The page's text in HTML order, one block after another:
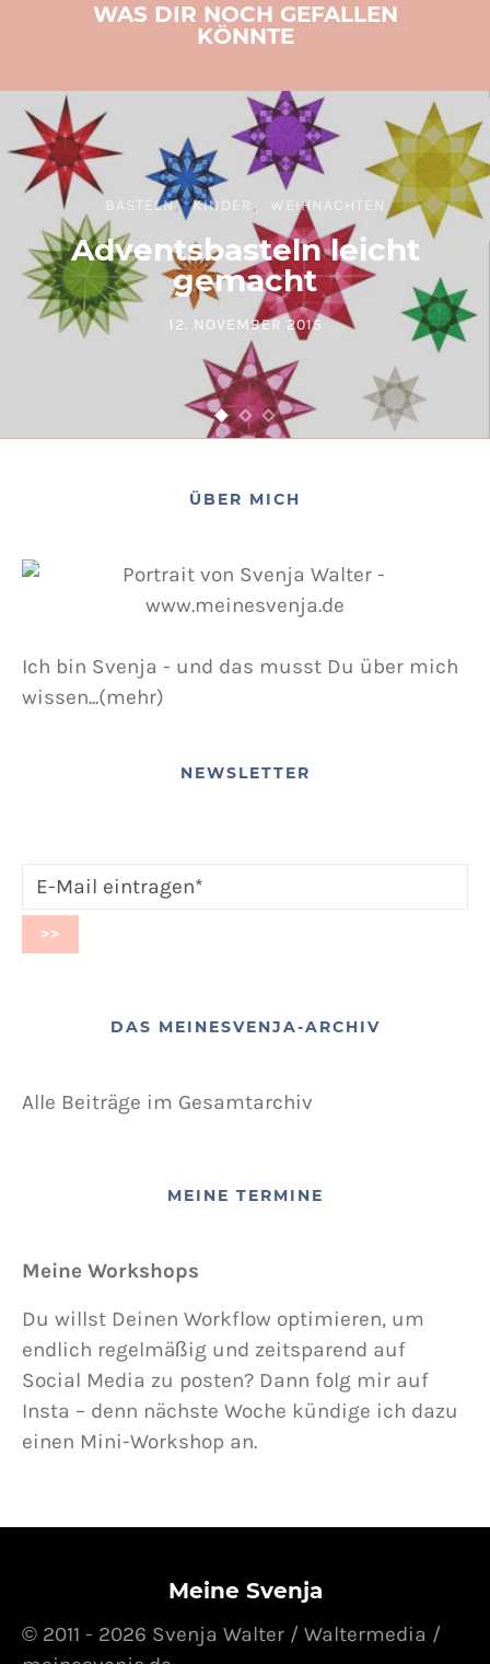
WAS DIR NOCH GEFALLEN
KÖNNTE
BASTELN KINDER WEIHNACHTEN
Adventsbasteln leicht
gemacht
POSTED ON
12. NOVEMBER 2015
ÜBER MICH
Ich bin Svenja - und das musst Du über mich
wissen...(mehr)
NEWSLETTER
DAS MEINESVENJA-ARCHIV
Alle Beiträge im Gesamtarchiv
MEINE TERMINE
Meine Workshops
Du willst Deinen Workflow optimieren, um
endlich regelmäßig und zeitsparend auf
Social Media zu posten? Dann folg mir auf
Insta – denn nächste Woche kündige ich dazu
einen Mini-Workshop an.
Meine Svenja
© 2011 - 2026 Svenja Walter / Waltermedia /